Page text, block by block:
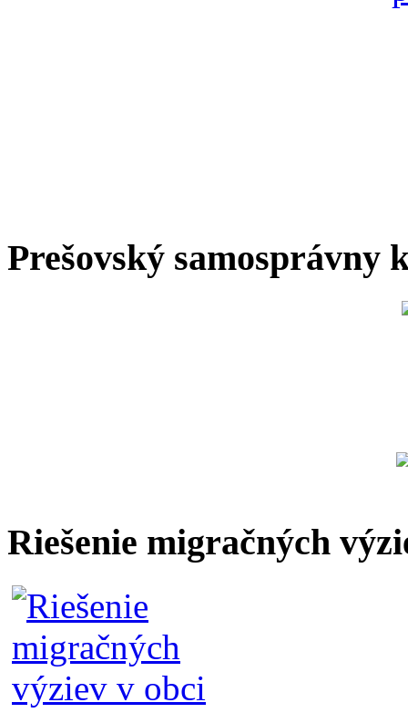
Prešovský samosprávny
Riešenie migračných